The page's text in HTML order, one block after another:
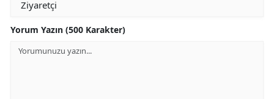
Yorum Yazın (500 Karakter)